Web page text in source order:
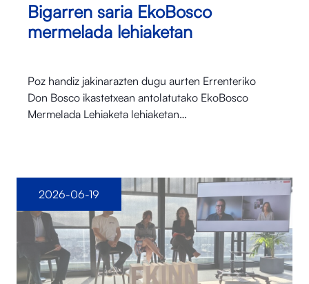
Bigarren saria EkoBosco
mermelada lehiaketan
Poz handiz jakinarazten dugu aurten Errenteriko
Don Bosco ikastetxean antolatutako EkoBosco
Mermelada Lehiaketa lehiaketan…
2026-06-19